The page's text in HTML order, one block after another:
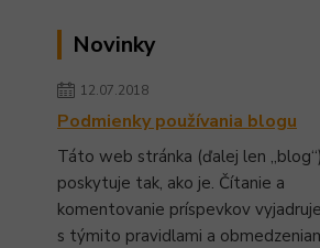
Novinky
12.07.2018
Podmienky používania blogu
Táto web stránka (ďalej len
poskytuje tak, ako je. Čítanie a
komentovanie príspevkov
s týmito pravidlami a